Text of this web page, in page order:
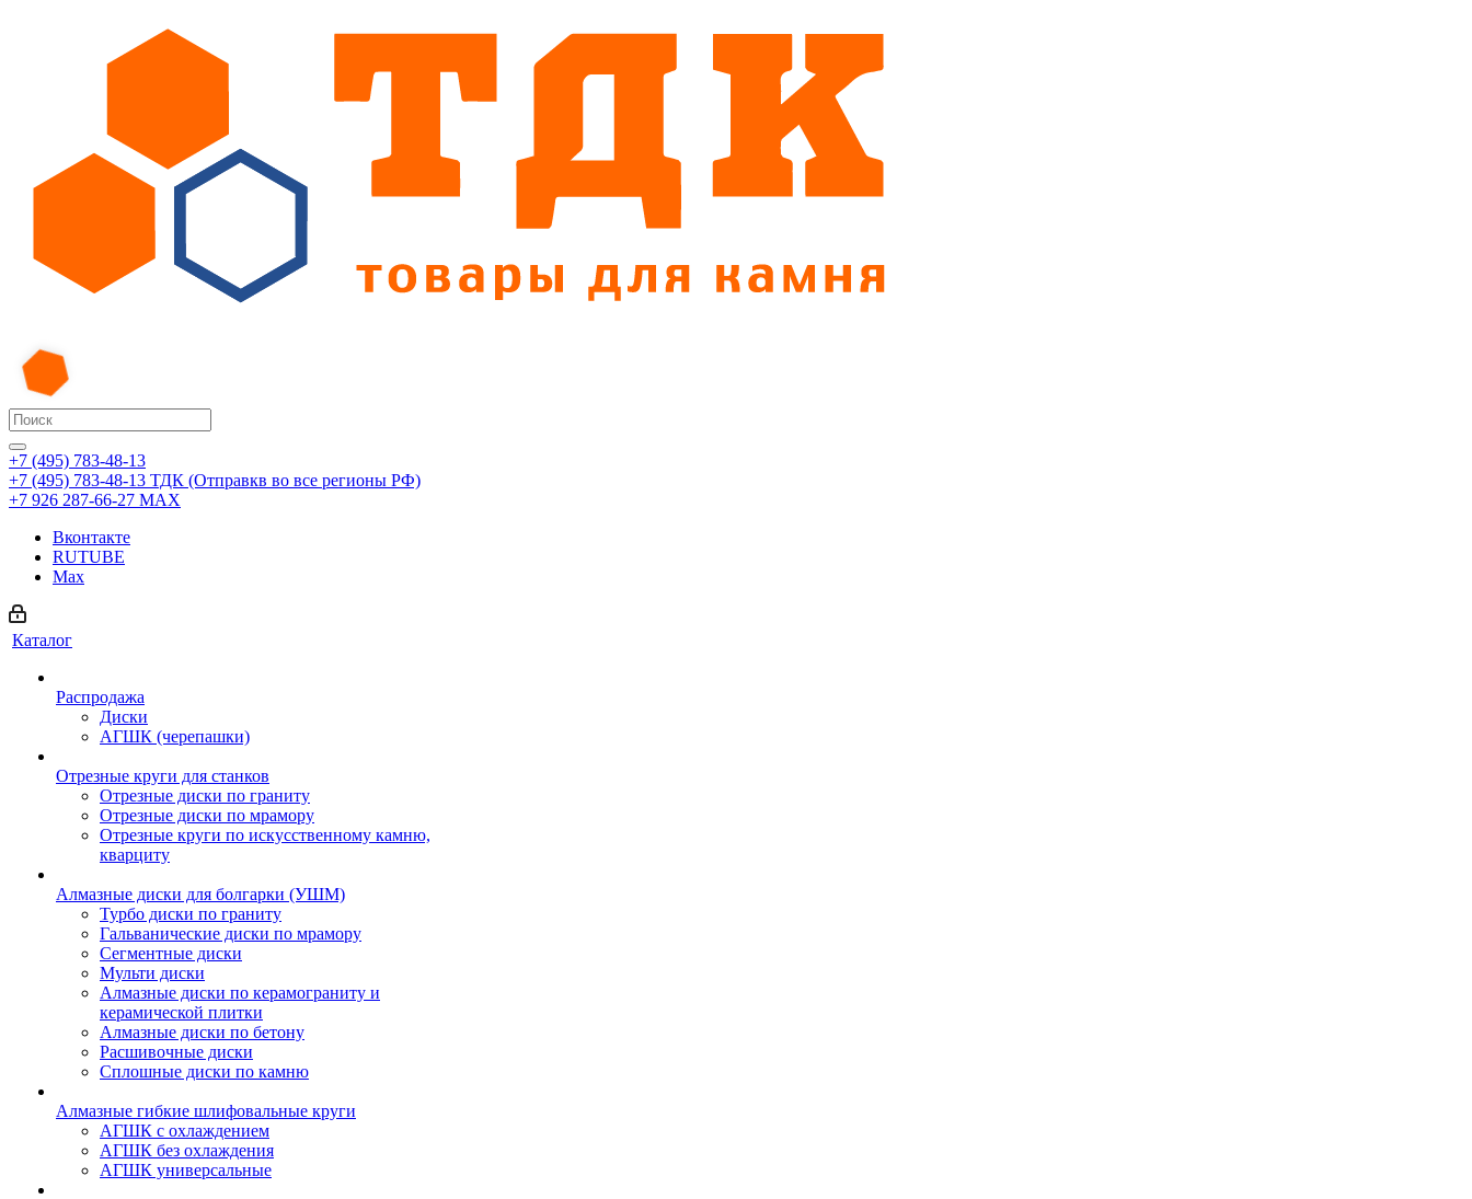
+7 (495) 783-48-13
+7 (495) 783-48-13 ТДК (Отправкв во все регионы РФ)
+7 926 287-66-27 МАХ
Вконтакте
RUTUBE
Max
Каталог
Распродажа
Диски
АГШК (черепашки)
Отрезные круги для станков
Отрезные диски по граниту
Отрезные диски по мрамору
Отрезные круги по искусственному камню,
кварциту
Алмазные диски для болгарки (УШМ)
Турбо диски по граниту
Гальванические диски по мрамору
Сегментные диски
Мульти диски
Алмазные диски по керамограниту и
керамической плитки
Алмазные диски по бетону
Расшивочные диски
Сплошные диски по камню
Алмазные гибкие шлифовальные круги
АГШК с охлаждением
АГШК без охлаждения
АГШК универсальные